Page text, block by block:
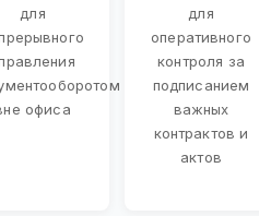
для
офиса
для
оперативного
контроля за
подписанием
важных
контрактов и
актов